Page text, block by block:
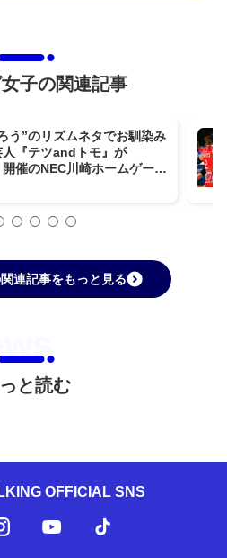
子の関連記事
う”のリズムネタでお馴染み
『テツandトモ』が
催のNEC川崎ホームゲーム
連記事をもっと見る
と読む
OFFICIAL SNS